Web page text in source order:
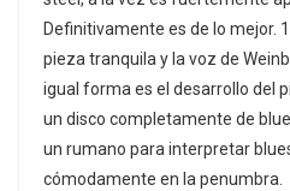
Definitivamente es de lo mejor.
pieza tranquila y la voz de
igual forma es el desarrollo del
un disco completamente de
un rumano para interpretar
cómodamente en la penumbra.